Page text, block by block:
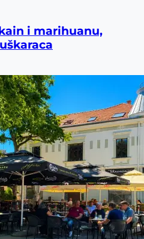
i marihuanu,